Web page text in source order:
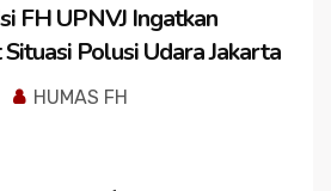
FH UPNVJ Ingatkan
Polusi Udara Jakarta
HUMAS FH